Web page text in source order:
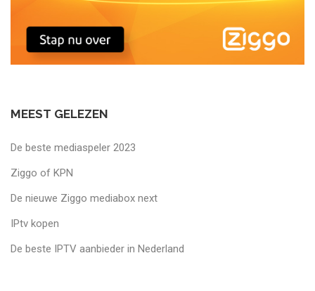
MEEST GELEZEN
De beste mediaspeler 2023
Ziggo of KPN
De nieuwe Ziggo mediabox next
IPtv kopen
De beste IPTV aanbieder in Nederland